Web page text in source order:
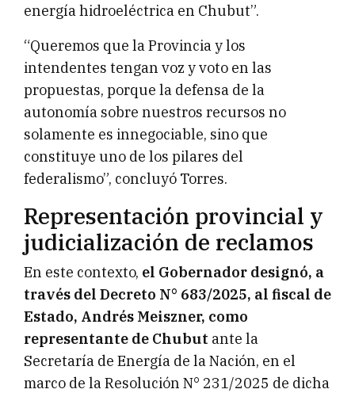
energía hidroeléctrica en Chubut”.
“Queremos que la Provincia y los
intendentes tengan voz y voto en las
propuestas, porque la defensa de la
autonomía sobre nuestros recursos no
solamente es innegociable, sino que
constituye uno de los pilares del
federalismo”, concluyó Torres.
Representación provincial y
judicialización de reclamos
En este contexto, el Gobernador designó, a
través del Decreto N° 683/2025, al fiscal de
Estado, Andrés Meiszner, como
representante de Chubut ante la
Secretaría de Energía de la Nación, en el
marco de la Resolución N° 231/2025 de dicha